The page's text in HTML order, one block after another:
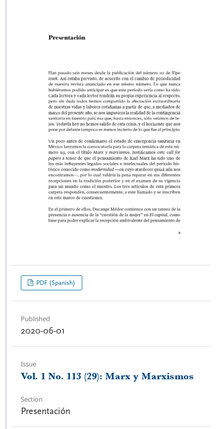
PDF (Spanish)
Published
2020-06-01
Issue
Vol. 1 No. 113 (29): Marx y Marxismos
Section
Presentación